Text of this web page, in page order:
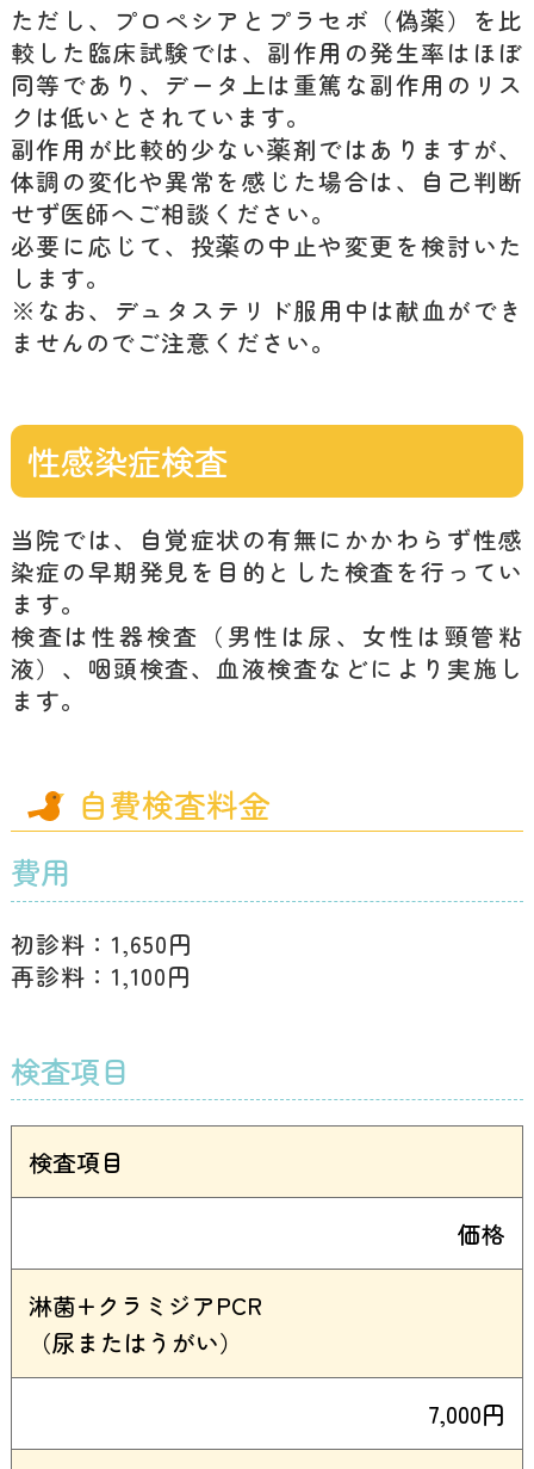
ただし、プロペシアとプラセボ（偽薬）を比
較した臨床試験では、副作用の発生率はほぼ
同等であり、データ上は重篤な副作用のリス
クは低いとされています。
副作用が比較的少ない薬剤ではありますが、
体調の変化や異常を感じた場合は、自己判断
せず医師へご相談ください。
必要に応じて、投薬の中止や変更を検討いた
します。
※なお、デュタステリド服用中は献血ができ
ませんのでご注意ください。
性感染症検査
当院では、自覚症状の有無にかかわらず性感
染症の早期発見を目的とした検査を行ってい
ます。
検査は性器検査（男性は尿、女性は頸管粘
液）、咽頭検査、血液検査などにより実施し
ます。
自費検査料金
費用
初診料：1,650円
再診料：1,100円
検査項目
検査項目
価格
淋菌+クラミジアPCR
（尿またはうがい）
7,000円